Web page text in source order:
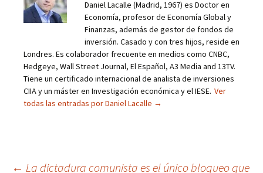
Daniel Lacalle (Madrid, 1967) es Doctor en
Economía, profesor de Economía Global y
Finanzas, además de gestor de fondos de
inversión. Casado y con tres hijos, reside en
Londres. Es colaborador frecuente en medios como CNBC,
Hedgeye, Wall Street Journal, El Español, A3 Media and 13TV.
Tiene un certificado internacional de analista de inversiones
CIIA y un máster en Investigación económica y el IESE. Ver
todas las entradas por Daniel Lacalle →
← La dictadura comunista es el único bloqueo que